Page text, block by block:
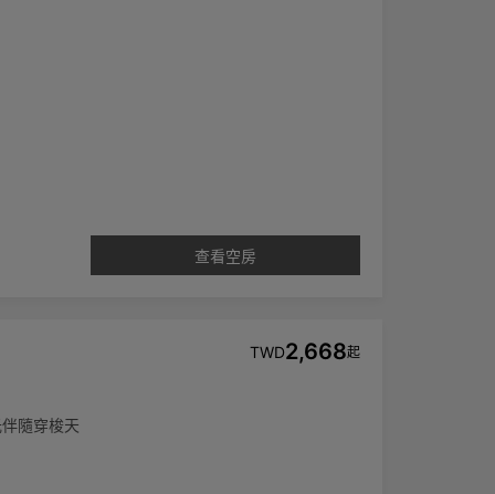
查看空房
隨穿梭天
TWD2,668起